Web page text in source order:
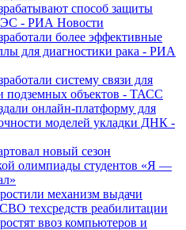
способ защиты
- РИА Новости
более эффективные
для диагностики рака - РИА
систему связи для
подземных объектов - ТАСС
онлайн-платформу для
моделей укладки ДНК -
новый сезон
олимпиады студентов «Я —
механизм выдачи
техсредств реабилитации
ввоз компьютеров и